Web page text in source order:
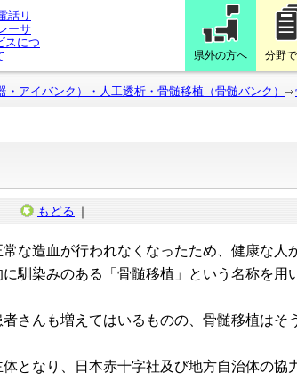
県外の方へ 分野
・アイバンク）・人工透析・骨髄移植（骨髄バンク）
もどる ｜
な造血が行われなくなったため、健康な人
馴染みのある「骨髄移植」という名称を用
さんも増えてはいるものの、骨髄移植はそ
となり、日本赤十字社及び地方自治体の協